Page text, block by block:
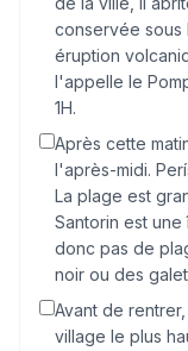
conservée sous
éruption
l'appelle le
1H.
Après cette
l'après-midi.
La plage est
Santorin est
donc pas de
noir ou des
Avant de
village le plus